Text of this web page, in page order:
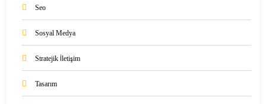
Seo
Sosyal Medya
Stratejik İletişim
Tasarım